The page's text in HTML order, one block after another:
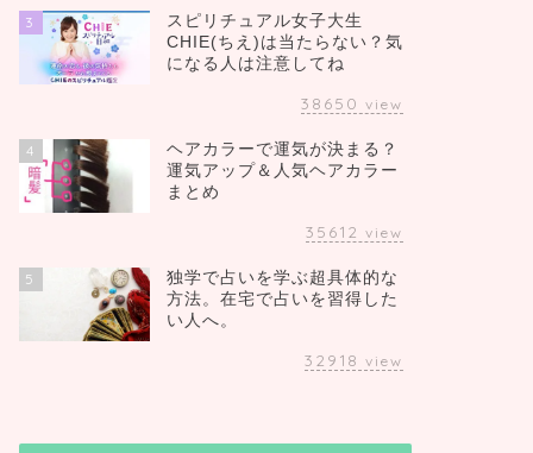
3
スピリチュアル女子大生
CHIE(ちえ)は当たらない？気
になる人は注意してね
38650 view
4
ヘアカラーで運気が決まる？
運気アップ＆人気ヘアカラー
まとめ
35612 view
5
独学で占いを学ぶ超具体的な
方法。在宅で占いを習得した
い人へ。
32918 view